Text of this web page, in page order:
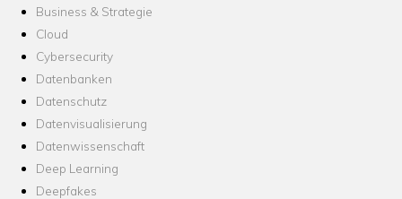
Business & Strategie
Cloud
Cybersecurity
Datenbanken
Datenschutz
Datenvisualisierung
Datenwissenschaft
Deep Learning
Deepfakes